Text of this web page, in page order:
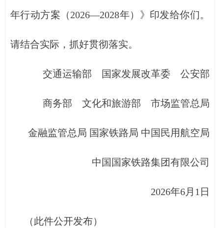
年行动方案（2026—2028年）》印发给你们。
请结合实际，抓好贯彻落实。
交通运输部 国家发展改革委 公安部
商务部 文化和旅游部 市场监管总局
金融监管总局 国家铁路局 中国民用航空局
中国国家铁路集团有限公司
2026年6月1日
（此件公开发布）